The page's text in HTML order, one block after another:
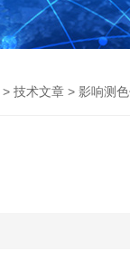
> 技术文章 > 影响测